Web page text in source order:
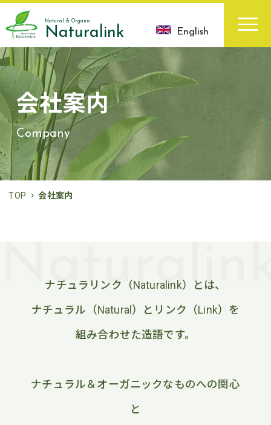
Natural & Organic
Naturalink English
会社案内
Company
TOP 会社案内
ナチュラリンク（Naturalink）とは、
ナチュラル（Natural）とリンク（Link）を
組み合わせた造語です。
ナチュラル＆オーガニックなものへの関心
と